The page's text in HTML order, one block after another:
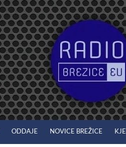
ODDAJE NOVICE BREŽICE